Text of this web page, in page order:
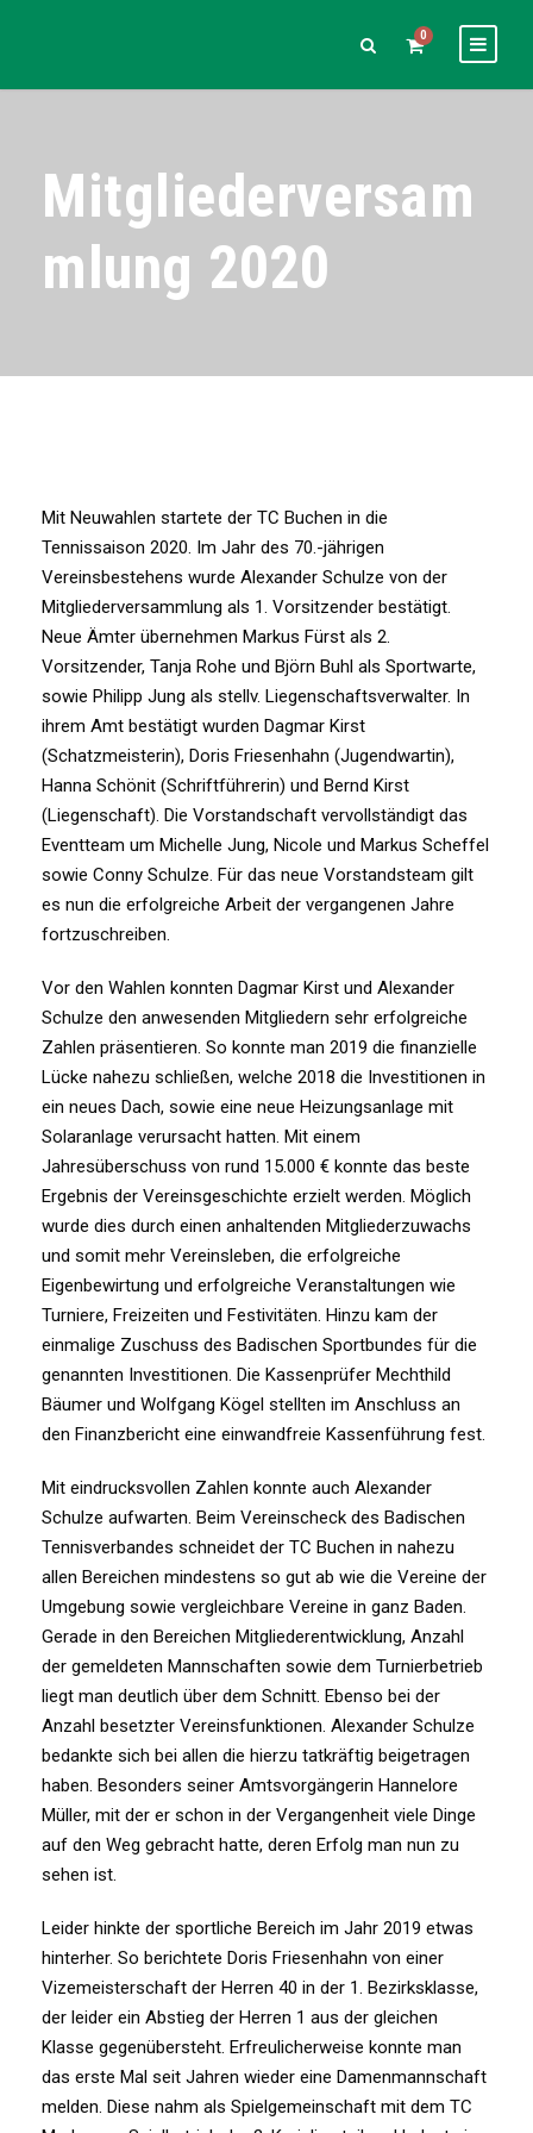
0
Mitgliederversam
mlung 2020
Mit Neuwahlen startete der TC Buchen in die
Tennissaison 2020. Im Jahr des 70.-jährigen
Vereinsbestehens wurde Alexander Schulze von der
Mitgliederversammlung als 1. Vorsitzender bestätigt.
Neue Ämter übernehmen Markus Fürst als 2.
Vorsitzender, Tanja Rohe und Björn Buhl als Sportwarte,
sowie Philipp Jung als stellv. Liegenschaftsverwalter. In
ihrem Amt bestätigt wurden Dagmar Kirst
(Schatzmeisterin), Doris Friesenhahn (Jugendwartin),
Hanna Schönit (Schriftführerin) und Bernd Kirst
(Liegenschaft). Die Vorstandschaft vervollständigt das
Eventteam um Michelle Jung, Nicole und Markus Scheffel
sowie Conny Schulze. Für das neue Vorstandsteam gilt
es nun die erfolgreiche Arbeit der vergangenen Jahre
fortzuschreiben.
Vor den Wahlen konnten Dagmar Kirst und Alexander
Schulze den anwesenden Mitgliedern sehr erfolgreiche
Zahlen präsentieren. So konnte man 2019 die finanzielle
Lücke nahezu schließen, welche 2018 die Investitionen in
ein neues Dach, sowie eine neue Heizungsanlage mit
Solaranlage verursacht hatten. Mit einem
Jahresüberschuss von rund 15.000 € konnte das beste
Ergebnis der Vereinsgeschichte erzielt werden. Möglich
wurde dies durch einen anhaltenden Mitgliederzuwachs
und somit mehr Vereinsleben, die erfolgreiche
Eigenbewirtung und erfolgreiche Veranstaltungen wie
Turniere, Freizeiten und Festivitäten. Hinzu kam der
einmalige Zuschuss des Badischen Sportbundes für die
genannten Investitionen. Die Kassenprüfer Mechthild
Bäumer und Wolfgang Kögel stellten im Anschluss an
den Finanzbericht eine einwandfreie Kassenführung fest.
Mit eindrucksvollen Zahlen konnte auch Alexander
Schulze aufwarten. Beim Vereinscheck des Badischen
Tennisverbandes schneidet der TC Buchen in nahezu
allen Bereichen mindestens so gut ab wie die Vereine der
Umgebung sowie vergleichbare Vereine in ganz Baden.
Gerade in den Bereichen Mitgliederentwicklung, Anzahl
der gemeldeten Mannschaften sowie dem Turnierbetrieb
liegt man deutlich über dem Schnitt. Ebenso bei der
Anzahl besetzter Vereinsfunktionen. Alexander Schulze
bedankte sich bei allen die hierzu tatkräftig beigetragen
haben. Besonders seiner Amtsvorgängerin Hannelore
Müller, mit der er schon in der Vergangenheit viele Dinge
auf den Weg gebracht hatte, deren Erfolg man nun zu
sehen ist.
Leider hinkte der sportliche Bereich im Jahr 2019 etwas
hinterher. So berichtete Doris Friesenhahn von einer
Vizemeisterschaft der Herren 40 in der 1. Bezirksklasse,
der leider ein Abstieg der Herren 1 aus der gleichen
Klasse gegenübersteht. Erfreulicherweise konnte man
das erste Mal seit Jahren wieder eine Damenmannschaft
melden. Diese nahm als Spielgemeinschaft mit dem TC